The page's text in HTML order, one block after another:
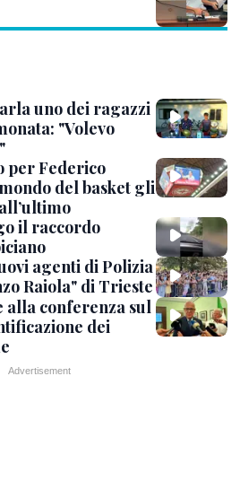
uno dei ragazzi
"Volevo
per Federico
del basket gli
il raccordo
agenti di Polizia
Raiola" di Trieste
conferenza sul
dei